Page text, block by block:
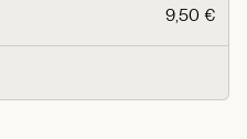
9,50 €